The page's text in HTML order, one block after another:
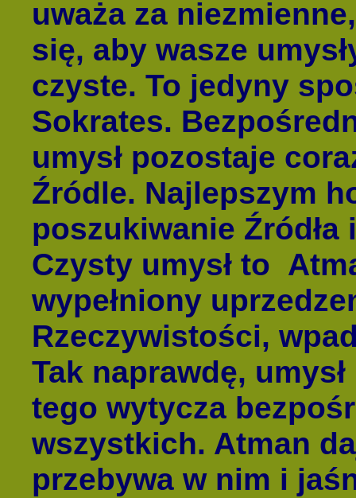
uważa za
się, aby wasze
czyste. To jedyny
Sokrates.
umysł pozostaje
Źródle. Najlepszym
poszukiwanie
Czysty umysł to
wypełniony
Rzeczywistości,
Tak naprawdę,
tego wytycza
wszystkich. Atman
przebywa w nim i